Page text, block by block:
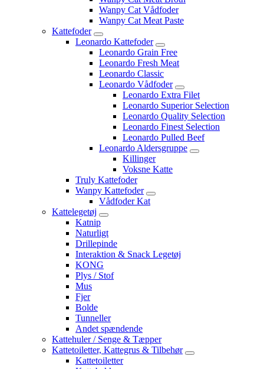
Wanpy Cat Vådfoder
Wanpy Cat Meat Paste
Kattefoder
Leonardo Kattefoder
Leonardo Grain Free
Leonardo Fresh Meat
Leonardo Classic
Leonardo Vådfoder
Leonardo Extra Filet
Leonardo Superior Selection
Leonardo Quality Selection
Leonardo Finest Selection
Leonardo Pulled Beef
Leonardo Aldersgruppe
Killinger
Voksne Katte
Truly Kattefoder
Wanpy Kattefoder
Vådfoder Kat
Kattelegetøj
Katnip
Naturligt
Drillepinde
Interaktion & Snack Legetøj
KONG
Plys / Stof
Mus
Fjer
Bolde
Tunneller
Andet spændende
Kattehuler / Senge & Tæpper
Kattetoiletter, Kattegrus & Tilbehør
Kattetoiletter